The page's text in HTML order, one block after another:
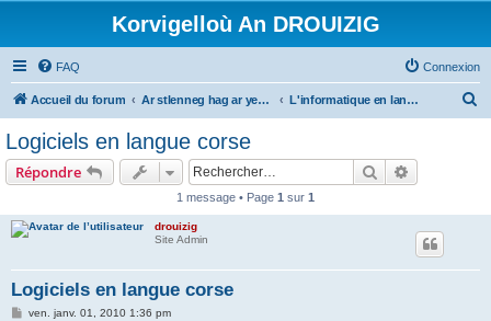
Korvigelloù An DROUIZIG
FAQ Connexion
Accueil du forum Ar stlenneg hag ar yezhoù bihan er bed a-bezh L'informatique en langues régionales et minoritaires
Logiciels en langue corse
Répondre Rechercher
1 message • Page 1 sur 1
drouizig
Site Admin
Logiciels en langue corse
Mven. janv. 01, 2010 1:36 pm